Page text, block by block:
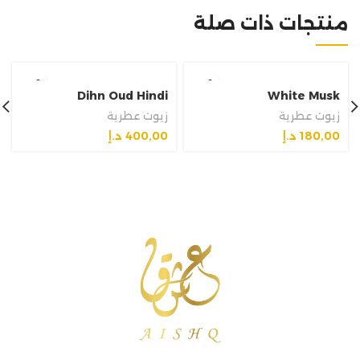
منتجات ذات صلة
White Musk
زيوت عطرية
180,00 د.إ
Dihn Oud Hindi
زيوت عطرية
400,00 د.إ